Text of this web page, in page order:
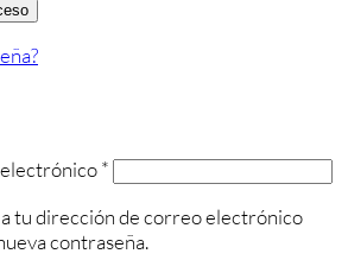
*Obligatorio
a tu dirección de correo electrónico
contraseña.